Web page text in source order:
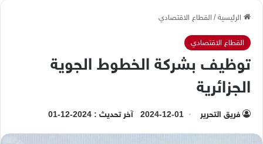
الرئيسية/ القطاع الاقتصادي
القطاع الاقتصادي
توظيف بشركة الخطوط الجوية
الجزائرية
فريق التحرير 2024-12-01 آخر تحديث : 2024-12-01